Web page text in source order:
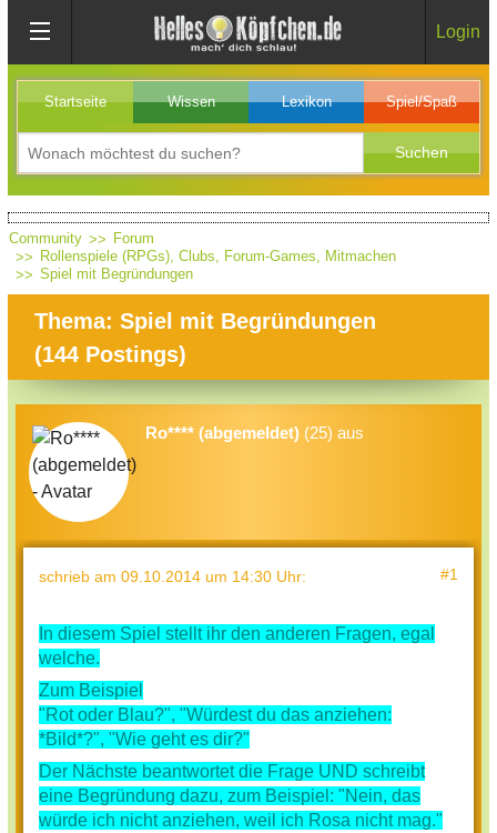
Login
Startseite Wissen Lexikon Spiel/Spaß
Community
Forum
Rollenspiele (RPGs), Clubs, Forum-Games, Mitmachen
Spiel mit Begründungen
Thema: Spiel mit Begründungen
(144 Postings)
Ro**** (abgemeldet) (25) aus
schrieb am 09.10.2014 um 14:30 Uhr: #1
In diesem Spiel stellt ihr den anderen Fragen, egal
welche.
Zum Beispiel
"Rot oder Blau?", "Würdest du das anziehen:
*Bild*?", "Wie geht es dir?"
Der Nächste beantwortet die Frage UND schreibt
eine Begründung dazu, zum Beispiel: "Nein, das
würde ich nicht anziehen, weil ich Rosa nicht mag."